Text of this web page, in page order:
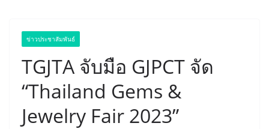
ข่าวประชาสัมพันธ์
TGJTA จับมือ GJPCT จัด
“Thailand Gems &
Jewelry Fair 2023”